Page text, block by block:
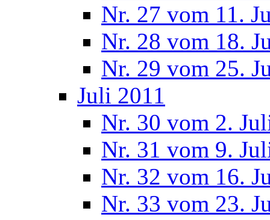
Nr. 27 vom 11.
Nr. 28 vom 18.
Nr. 29 vom 25.
Juli 2011
Nr. 30 vom 2.
Nr. 31 vom 9.
Nr. 32 vom 16.
Nr. 33 vom 23.